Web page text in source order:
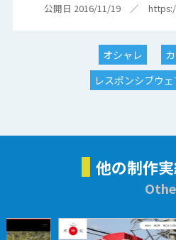
公開日 2016/11/19 ／
オシャレ
レスポンシブウ
他の制作